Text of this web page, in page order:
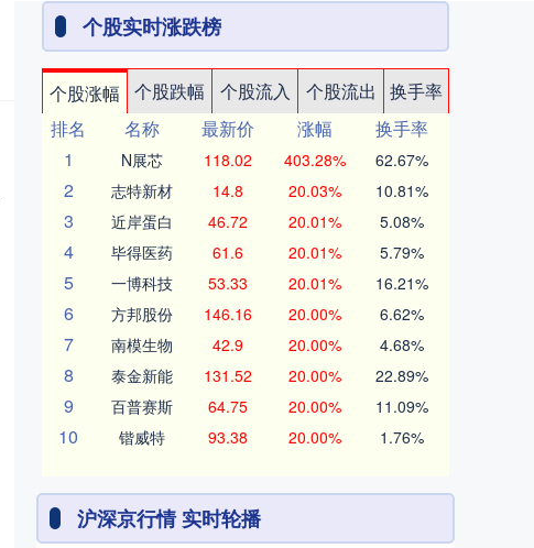
个股实时涨跌榜
个股涨幅 个股跌幅 个股流入 个股流出
换手率
排名
名称 最新价 涨幅
换手率
1
N展芯 118.02 403.28% 62.67%
2 志特新材 14.8 20.03% 10.81%
3 近岸蛋白 46.72 20.01% 5.08%
4 毕得医药 61.6 20.01% 5.79%
5 一博科技 53.33 20.01% 16.21%
6 方邦股份 146.16 20.00% 6.62%
7 南模生物 42.9 20.00% 4.68%
8 泰金新能 131.52 20.00% 22.89%
9 百普赛斯 64.75 20.00% 11.09%
10 锴威特 93.38 20.00% 1.76%
沪深京行情 实时轮播